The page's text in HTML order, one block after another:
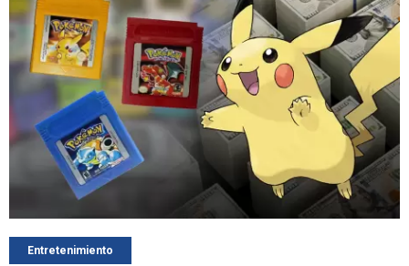
Entretenimiento